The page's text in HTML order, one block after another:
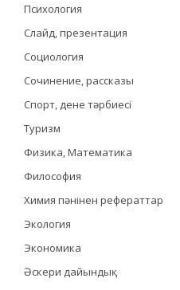
Психология
Слайд, презентация
Социология
Сочинение, рассказы
Спорт, дене тәрбиесі
Туризм
Физика, Математика
Философия
Химия пәнінен рефераттар
Экология
Экономика
Әскери дайындық